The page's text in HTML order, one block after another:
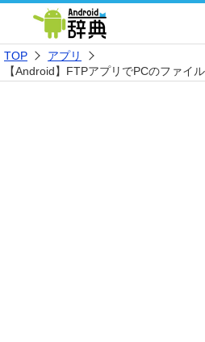
TOP
アプリ
【Android】FTPアプリでPCのファイ